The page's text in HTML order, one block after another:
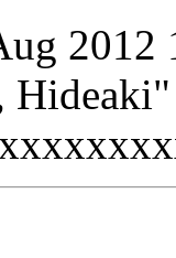
2012
Hideaki"